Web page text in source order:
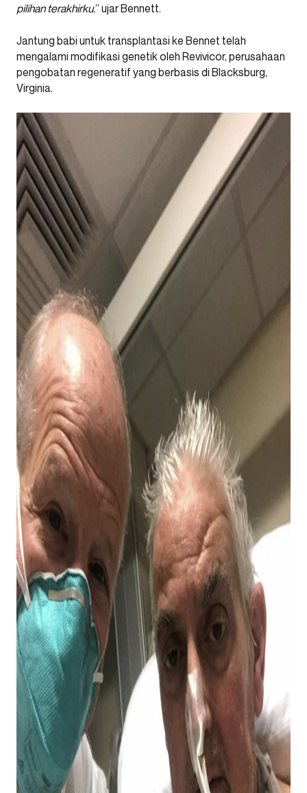
pilihan terakhirku.” ujar Bennett.
Jantung babi untuk transplantasi ke Bennet telah
mengalami modifikasi genetik oleh Revivicor, perusahaan
pengobatan regeneratif yang berbasis di Blacksburg,
Virginia.